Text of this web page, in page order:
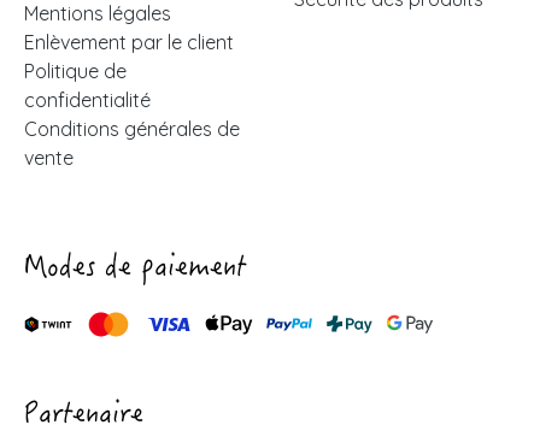
Mentions légales
Enlèvement par le client
Politique de
confidentialité
Conditions générales de
vente
Modes de paiement
Partenaire